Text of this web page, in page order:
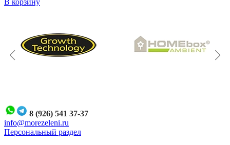
8 (926) 541 37-37
info@morezeleni.ru
Персональный раздел